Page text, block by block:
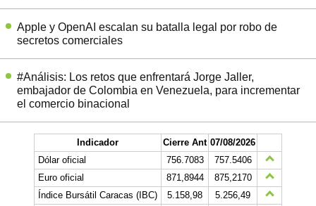
Apple y OpenAI escalan su batalla legal por robo de
secretos comerciales
#Análisis: Los retos que enfrentará Jorge Jaller,
embajador de Colombia en Venezuela, para incrementar
el comercio binacional
Indicador Cierre Ant 07/08/2026
Dólar oficial
756.7083
757.5406
Euro oficial
871,8944
875,2170
Índice Bursátil Caracas (IBC)
5.158,98
5.256,49